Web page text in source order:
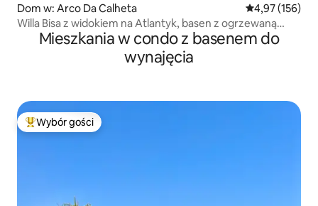
Dom w: Arco Da Calheta Średnia
4,97 (156)
Willa Bisa z widokiem na Atlantyk, basen z ogrzewaną
wodąMieszkania w condo z basenem do
wynajęcia
Najpopularniejsze z kategorii Wybór gości
Wybór gości